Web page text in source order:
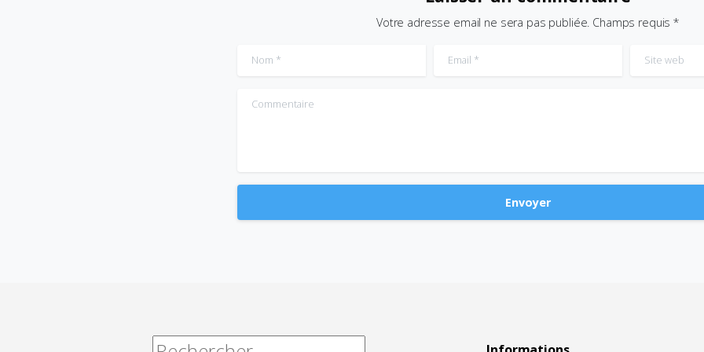
Votre adresse email ne sera pas publiée. Champs requis *
Nom Email Site web
Commentaire